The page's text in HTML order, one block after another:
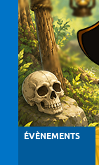
ÉVÈNEMENTS